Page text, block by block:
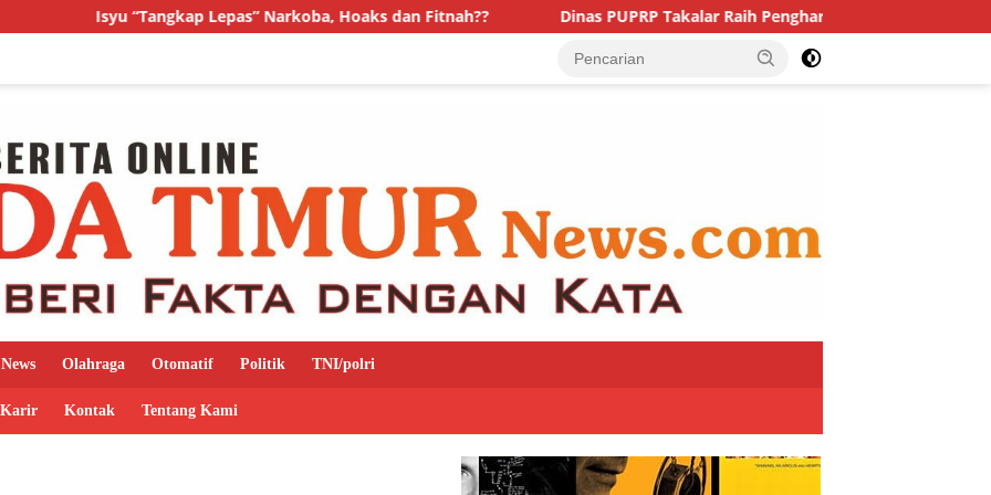
“Tangkap Lepas” Narkoba, Hoaks dan Fitnah?? Dinas PUPRP Takalar Raih Penghargaan OPD Pada Takalar Award 2026.
News Olahraga Otomatif Politik TNI/polri
Karir Kontak Tentang Kami